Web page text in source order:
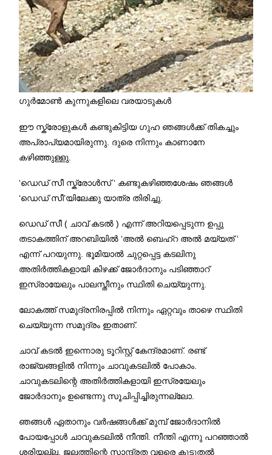
ഗുർമോൺ കുന്നുകളിലെ വരയാടുകൾ
ഈ സ്ക്രോളുകൾ കണ്ടുകിട്ടിയ ഗുഹ ഞങ്ങൾക്ക് തികച്ചും
അപ്രാപ്യമായിരുന്നു. ദുരെ നിന്നും കാണാനേ
കഴിഞ്ഞുള്ളു.
‘ഡെഡ് സീ സ്ക്രോൾസ് ‘ കണ്ടുകഴിഞ്ഞശേഷം ഞങ്ങൾ
‘ഡെഡ് സീ’യിലേക്കു യാത്ര തിരിച്ചു.
ഡെഡ് സീ ( ചാവ് കടൽ ) എന്ന് അറിയപ്പെടുന്ന ഉപ്പു
തടാകത്തിന് അറബിയിൽ ‘അൽ ബെഹ്റ അൽ മയ്യത് ‘
എന്ന് പറയുന്നു. ഭൂമിയാൽ ചുറ്റപ്പെട്ട കടലിനു
അതിർത്തികളായി കിഴക്ക് ജോർദാനും പടിഞ്ഞാറ്
ഇസ്രായേലും പാലസ്തീനും സ്ഥിതി ചെയ്യുന്നു.
ലോകത്ത് സമുദ്രനിരപ്പിൽ നിന്നും ഏറ്റവും താഴെ സ്ഥിതി
ചെയ്യുന്ന സമുദ്രം ഇതാണ്.
ചാവ് കടൽ ഇന്നൊരു ടൂറിസ്റ്റ് കേന്ദ്രമാണ്. രണ്ട്
രാജ്യങ്ങളിൽ നിന്നും ചാവുകടലിൽ പോകാം.
ചാവുകടലിന്റെ അതിർത്തികളായി ഇസ്രയേലും
ജോർദാനും ഉണ്ടെന്നു സൂചിപ്പിച്ചിരുന്നല്ലോ.
ഞങ്ങൾ ഏതാനും വർഷങ്ങൾക്ക് മുമ്പ് ജോർദാനിൽ
പോയപ്പോൾ ചാവുകടലിൽ നീന്തി. നീന്തി എന്നു പറഞ്ഞാൽ
ശരിയല്ല. ജലത്തിന്റെ സാന്ദ്രത വളരെ കൂടുതൽ